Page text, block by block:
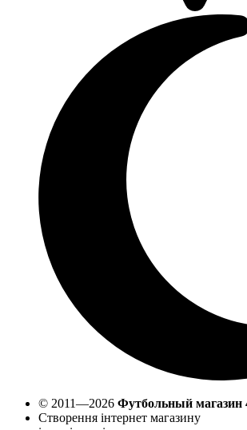
© 2011—2026 Футбольный магазин
Створення інтернет магазину